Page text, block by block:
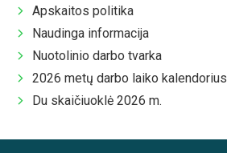
Apskaitos politika
Naudinga informacija
Nuotolinio darbo tvarka
2026 metų darbo laiko kalendorius
Du skaičiuoklė 2026 m.